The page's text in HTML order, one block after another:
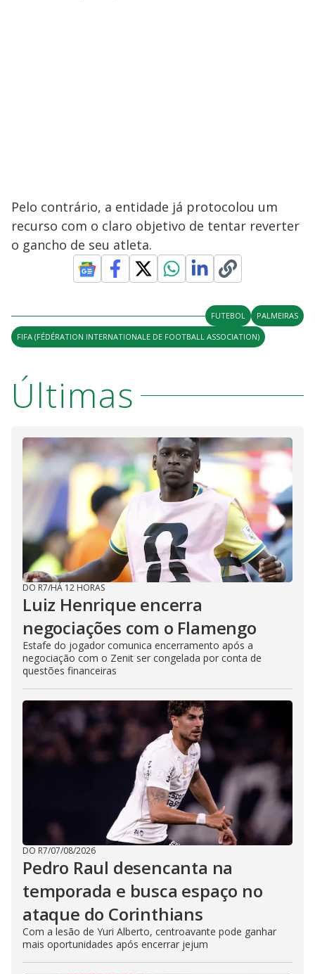
Pelo contrário, a entidade já protocolou um
recurso com o claro objetivo de tentar reverter
o gancho de seu atleta.
FUTEBOL
PALMEIRAS
FIFA (FÉDÉRATION INTERNATIONALE DE FOOTBALL ASSOCIATION)
Últimas
DO R7/HÁ 12 HORAS
Luiz Henrique encerra
negociações com o Flamengo
Estafe do jogador comunica encerramento após a
negociação com o Zenit ser congelada por conta de
questões financeiras
DO R7/07/08/2026
Pedro Raul desencanta na
temporada e busca espaço no
ataque do Corinthians
Com a lesão de Yuri Alberto, centroavante pode ganhar
mais oportunidades após encerrar jejum